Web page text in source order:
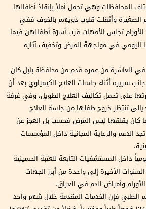
المحافظات وهي تحمل أملاً بإنقاذ أطفالها
وأثقلت قلوب ذويهم بالخوف ففي
تجلس الأمهات قرب أسرّة أطفالهن فيما
اليومي في مواجهة المرض وتخفيف آثاره
العاشرة من عمره قدم من محافظة بابل كان
سريره أثناء جلسات العلاج الكيمياوي بعد أن
على تحمل تكاليف العلاج الطويل، وفي غرفة
تنتظر خروج طفلها من جلسة العلاج
كان يقلقها ليس المرض فحسب بل العجز عن
الدعم والرعاية المجانية داخل المؤسسات
داخل المستشفيات التابعة للعتبة الحسينية
الأخيرة إلى واحدة من أبرز الجهات
وأمراض الدم في العراق.
الطبي فإن الخدمات المقدمة خلال شهر واحد